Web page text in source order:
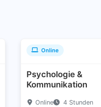
Online
Psychologie &
Kommunikation
Online 4 Stunden